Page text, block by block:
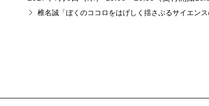
のジャンプと銀河系』には最新のデータも出て
椎名誠「ぼくのココロをはげしく揺さぶるサイエンス